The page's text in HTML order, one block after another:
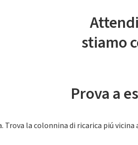
stiamo
Prova a
la colonnina di ricarica piú